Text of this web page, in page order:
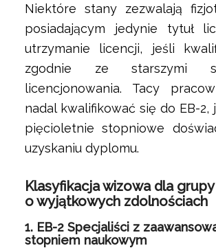
Niektóre stany zezwalają
posiadającym jedynie tytuł
utrzymanie licencji, jeśli
zgodnie ze starszymi
licencjonowania. Tacy
nadal kwalifikować się do EB-2,
pięcioletnie stopniowe
uzyskaniu dyplomu.
Klasyfikacja wizowa dla
o wyjątkowych zdolnościach
1. EB-2 Specjaliści z
stopniem naukowym